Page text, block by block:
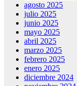
agosto 2025
julio 2025
junio 2025
mayo 2025
abril 2025
marzo 2025
febrero 2025
enero 2025
diciembre 2024